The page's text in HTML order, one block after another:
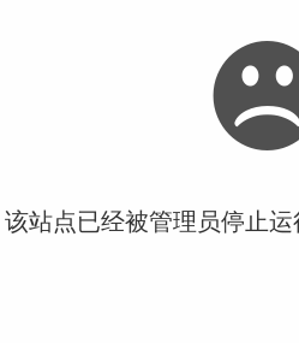
站点已经被管理员停止